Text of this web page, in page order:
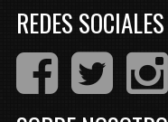
REDES SOCIALES